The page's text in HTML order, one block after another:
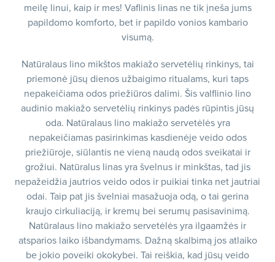
meilę linui, kaip ir mes! Vaflinis linas ne tik įneša jums
papildomo komforto, bet ir papildo vonios kambario
visumą.
Natūralaus lino mikštos makiažo servetėlių rinkinys, tai
priemonė jūsų dienos užbaigimo ritualams, kuri taps
nepakeičiama odos priežiūros dalimi. Šis valflinio lino
audinio makiažo servetėlių rinkinys padės rūpintis jūsų
oda. Natūralaus lino makiažo servetėlės yra
nepakeičiamas pasirinkimas kasdienėje veido odos
priežiūroje, siūlantis ne vieną naudą odos sveikatai ir
grožiui. Natūralus linas yra švelnus ir minkštas, tad jis
nepažeidžia jautrios veido odos ir puikiai tinka net jautriai
odai. Taip pat jis švelniai masažuoja odą, o tai gerina
kraujo cirkuliaciją, ir kremų bei serumų pasisavinimą.
Natūralaus lino makiažo servetėlės yra ilgaamžės ir
atsparios laiko išbandymams. Dažną skalbimą jos atlaiko
be jokio poveiki okokybei. Tai reiškia, kad jūsų veido